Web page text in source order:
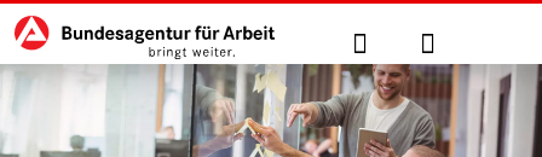
zu den Hauptinhalten springen
Hauptnavigation Suche Anmelden